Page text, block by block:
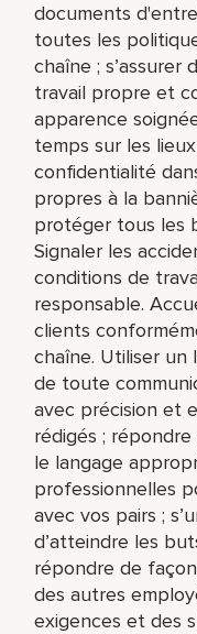
documents
toutes les
chaîne ;
travail propre et
apparence
temps sur les
confidentialité
propres à la
protéger tous les
Signaler les
conditions de
responsable.
clients
chaîne. Utiliser un
de toute
avec précision et
rédigés ;
le langage
professionnelles
avec vos pairs ;
d’atteindre les
répondre de
des autres
exigences et des